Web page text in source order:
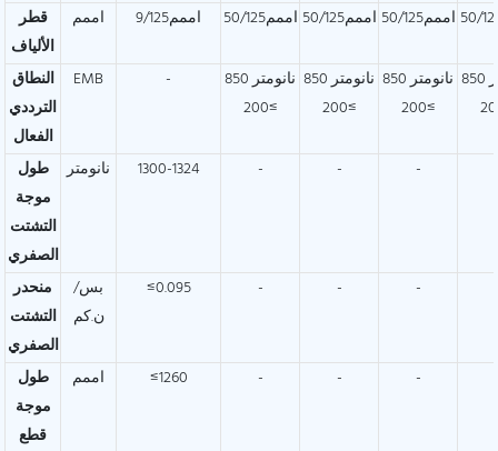
قطر
الألياف
اممم اممم9/125 اممم50/125 اممم50/125 اممم50/125
النطاق
الترددي
الفعال
EMB -
850 نانومتر
≥200
850 نانومتر
≥200
850 نانومتر
≥200
850 نانومتر
طول
موجة
التشتت
الصفري
نانومتر 1300-1324 - - -
منحدر
التشتت
الصفري
بس/
ن.كم
≤0.095 - - -
طول
موجة
قطع
اممم ≤1260 - - -